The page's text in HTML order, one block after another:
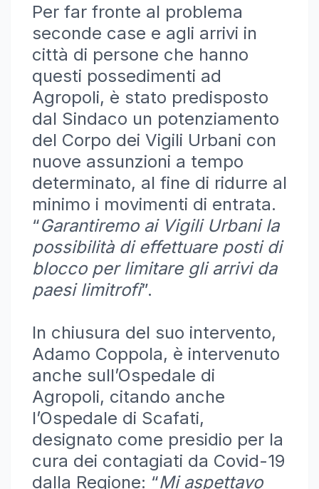
Per far fronte al problema
seconde case e agli arrivi in
città di persone che hanno
questi possedimenti ad
Agropoli, è stato predisposto
dal Sindaco un potenziamento
del Corpo dei Vigili Urbani con
nuove assunzioni a tempo
determinato, al fine di ridurre al
minimo i movimenti di entrata.
“Garantiremo ai Vigili Urbani la
possibilità di effettuare posti di
blocco per limitare gli arrivi da
paesi limitrofi”.
In chiusura del suo intervento,
Adamo Coppola, è intervenuto
anche sull’Ospedale di
Agropoli, citando anche
l’Ospedale di Scafati,
designato come presidio per la
cura dei contagiati da Covid-19
dalla Regione: “Mi aspettavo